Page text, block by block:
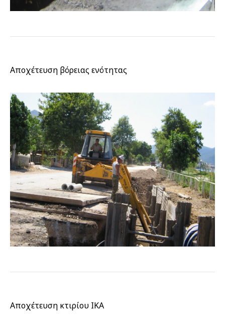
Αποχέτευση βόρειας ενότητας
Αποχέτευση κτιρίου ΙΚΑ